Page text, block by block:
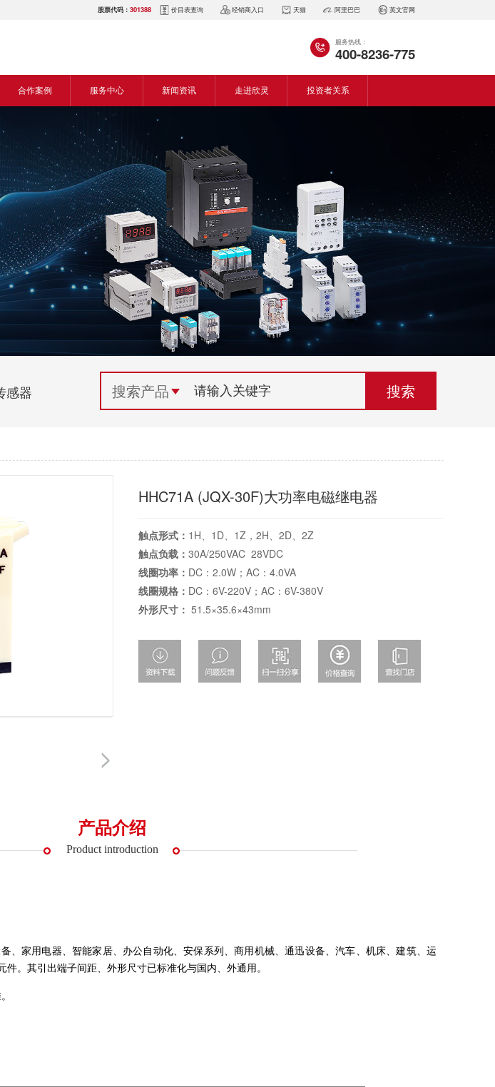
价目表查询 经销商入口 天猫 阿里巴巴 英文官网
股票代码：301388
服务热线：
400-8236-775
合作案例
食品机械行业
机床行业
塑料机械行业
建筑机械行业
包装机械行业
纺织机械行业
服务中心
营销网络
服务热线
电商平台
下载中心
视频中心
电气百科
常见问题
技术支持
新闻资讯
新闻动态
展会资讯
电气百科
常见问答
走进欣灵
董事长致词
企业风采
专利证书
生产设备
荣誉资质
组织机构
联系欣灵
投资者关系
感器
HHC71A (JQX-30F)大功率电磁继电器
触点形式： 1H、1D、1Z，2H、2D、2Z
触点负载：30A/250VAC 28VDC
线圈功率： DC：2.0W；AC：4.0VA
线圈规格： DC：6V-220V；AC：6V-380V
外形尺寸： 51.5×35.6×43mm
产品介绍
Product introduction
、家用电器、智能家居、办公自动化、安保系列、商用机械、通迅设备、汽车、机床、建筑、运
。其引出端子间距、外形尺寸已标准化与国内、外通用。